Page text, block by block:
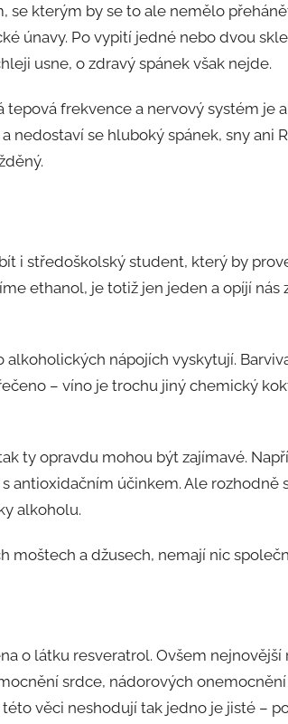
se kterým by se to ale nemělo
únavy. Po vypití jedné nebo dvou
usne, o zdravý spánek však nejde.
tepová frekvence a nervový systém je
nedostaví se hluboký spánek, sny ani
i středoškolský student, který by
ethanol, je totiž jen jeden a opíjí nás
nápojích vyskytují.
– víno je trochu jiný chemický
ty opravdu mohou být zajímavé.
antioxidačním účinkem. Ale rozhodně
alkoholu.
moštech a džusech, nemají nic
o látku resveratrol. Ovšem nejnovější
srdce, nádorových
věci neshodují tak jedno je jisté –